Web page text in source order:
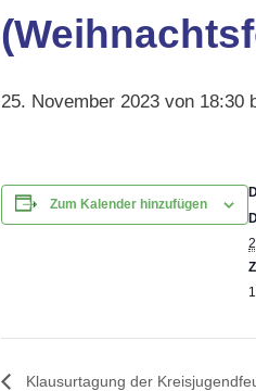
25. November 2023 von 18:30
Zum Kalender hinzufügen
Klausurtagung der